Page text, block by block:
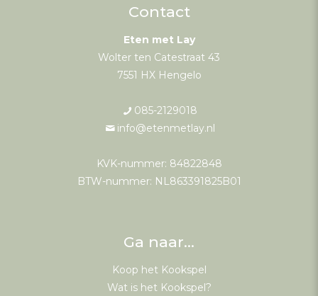
Contact
Eten met Lay
Wolter ten Catestraat 43
7551 HX Hengelo
085-2129018
info@etenmetlay.nl
KVK-nummer: 84822848
BTW-nummer: NL863391825B01
Ga naar…
Koop het Kookspel
Wat is het Kookspel?